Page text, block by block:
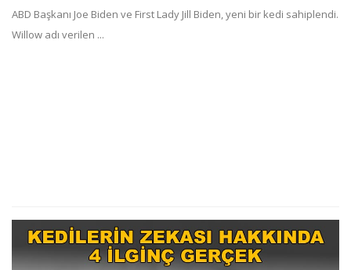
ABD Başkanı Joe Biden ve First Lady Jill Biden, yeni bir kedi sahiplendi.
Willow adı verilen ...